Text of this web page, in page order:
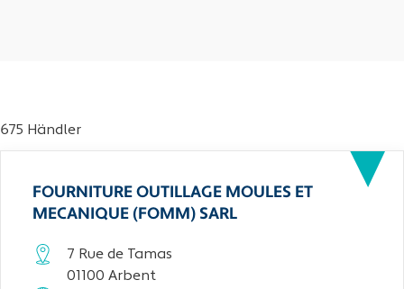
675 Händler
FOURNITURE OUTILLAGE MOULES ET
MECANIQUE (FOMM) SARL
7 Rue de Tamas
01100 Arbent